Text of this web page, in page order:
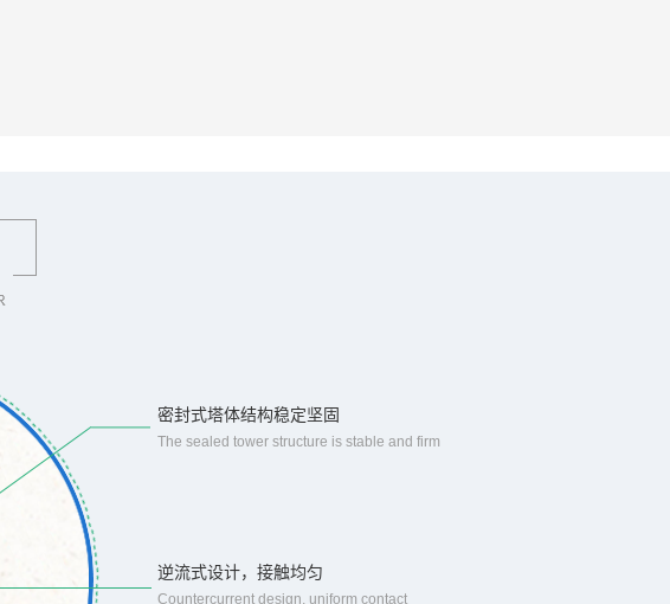
密封式塔体结构稳定坚固
The sealed tower structure is stable and firm
逆流式设计，接触均匀
Countercurrent design, uniform contact